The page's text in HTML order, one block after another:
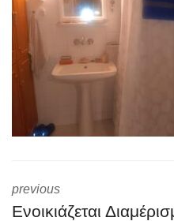
previous
Ενοικιάζεται